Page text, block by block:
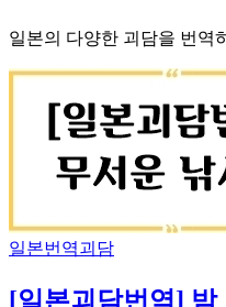
일본의 다양한 괴담을 번역
일본번역괴담
[일본괴담번역] 밤